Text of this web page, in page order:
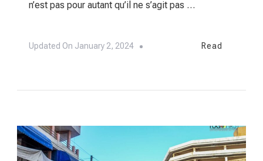
n’est pas pour autant qu’il ne s’agit pas …
Updated On January 2, 2024 Read